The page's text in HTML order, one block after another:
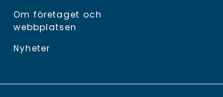
Om företaget och
webbplatsen
Nyheter